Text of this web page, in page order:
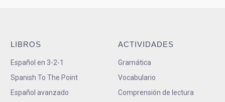
LIBROS
Español en 3-2-1
Spanish To The Point
Español avanzado
ACTIVIDADES
Gramática
Vocabulario
Comprensión de lectura